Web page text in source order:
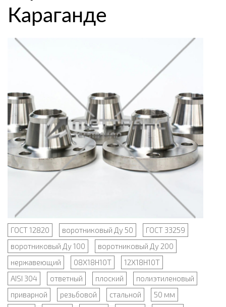
Караганде
ГОСТ 12820 воротниковый Ду 50
ГОСТ 33259
воротниковый Ду 100
воротниковый Ду 200
нержавеющий
08Х18Н10Т
12Х18Н10Т
AISI 304
ответный плоский
полиэтиленовый
приварной
резьбовой стальной
50 мм